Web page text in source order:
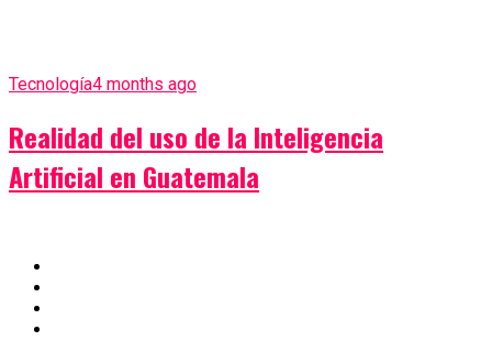
Tecnología4 months ago
Realidad del uso de la Inteligencia
Artificial en Guatemala